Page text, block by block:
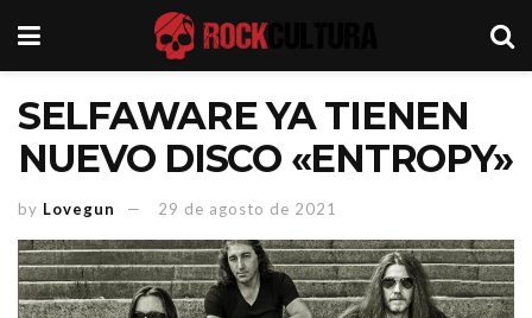
SELFAWARE YA TIENEN
NUEVO DISCO «ENTROPY»
by Lovegun 29 de agosto de 2021